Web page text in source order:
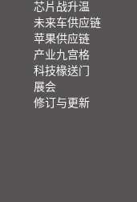
芯片战升温
未来车供应链
苹果供应链
产业九宫格
科技椽送门
展会
修订与更新